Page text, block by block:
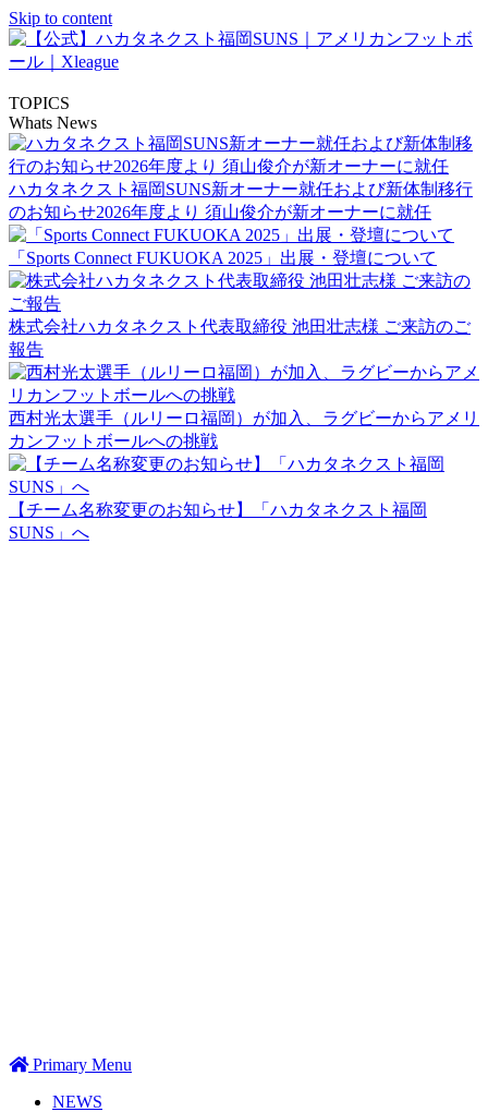
Skip to content
TOPICS
Whats News
ハカタネクスト福岡SUNS新オーナー就任および新体制移行
のお知らせ2026年度より 須山俊介が新オーナーに就任
「Sports Connect FUKUOKA 2025」出展・登壇について
株式会社ハカタネクスト代表取締役 池田壮志様 ご来訪のご
報告
西村光太選手（ルリーロ福岡）が加入、ラグビーからアメリ
カンフットボールへの挑戦
【チーム名称変更のお知らせ】「ハカタネクスト福岡
SUNS」へ
Primary Menu
NEWS